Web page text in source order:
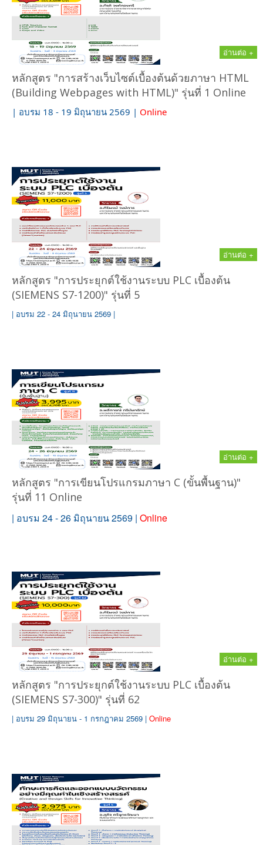
อ่านต่อ +
หลักสูตร "การสร้างเว็บไซต์เบื้องต้นด้วยภาษา HTML
(Building Webpages with HTML)" รุ่นที่ 1 Online
| อบรม 18 - 19 มิถุนายน 2569 | Online
อ่านต่อ +
หลักสูตร "การประยุกต์ใช้งานระบบ PLC เบื้องต้น
(SIEMENS S7-1200)" รุ่นที่ 5
| อบรม 22 - 24 มิถุนายน 2569 |
อ่านต่อ +
หลักสูตร "การเขียนโปรแกรมภาษา C (ขั้นพื้นฐาน)"
รุ่นที่ 11 Online
| อบรม 24 - 26 มิถุนายน 2569 | Online
อ่านต่อ +
หลักสูตร "การประยุกต์ใช้งานระบบ PLC เบื้องต้น
(SIEMENS S7-300)" รุ่นที่ 62
| อบรม 29 มิถุนายน - 1 กรกฎาคม 2569 | Online